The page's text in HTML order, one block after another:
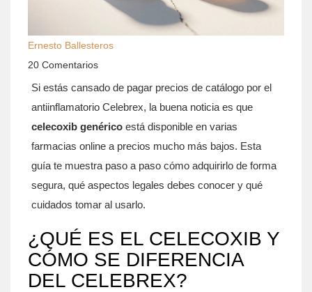
Ernesto Ballesteros
20 Comentarios
Si estás cansado de pagar precios de catálogo por el
antiinflamatorio Celebrex, la buena noticia es que
celecoxib genérico está disponible en varias
farmacias online a precios mucho más bajos. Esta
guía te muestra paso a paso cómo adquirirlo de forma
segura, qué aspectos legales debes conocer y qué
cuidados tomar al usarlo.
¿QUÉ ES EL CELECOXIB Y
CÓMO SE DIFERENCIA
DEL CELEBREX?